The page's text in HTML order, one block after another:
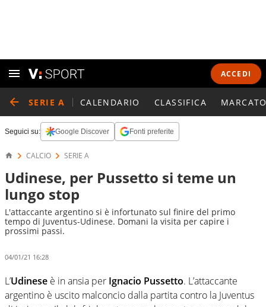
ACCEDI
SERIE A CALENDARIO CLASSIFICA
Seguici su: Google Discover Fonti preferite
CALCIO SERIE A
Udinese, per Pussetto si teme un
lungo stop
L'attaccante argentino si è infortunato sul finire del primo
tempo di Juventus-Udinese. Domani la visita per capire i
prossimi passi.
04/01/21 16:28
L’Udinese è in ansia per Ignacio Pussetto. L’attaccante
argentino è uscito malconcio dalla partita contro la Juventus